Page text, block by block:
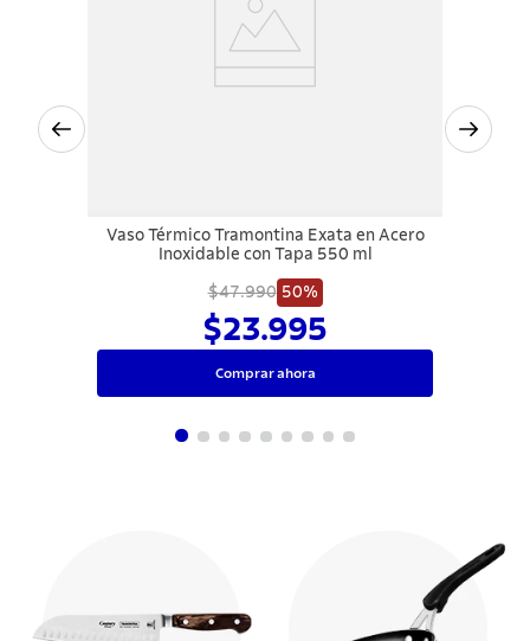
Vaso Térmico Tramontina Exata en Acero
Inoxidable con Tapa 550 ml
$47.990 50%
$23.995
Comprar ahora